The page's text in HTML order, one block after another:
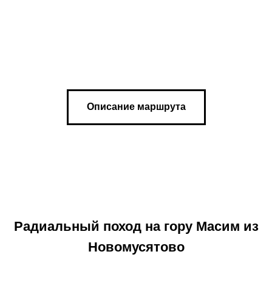
Описание маршрута
Радиальный поход на гору Масим из
Новомусятово